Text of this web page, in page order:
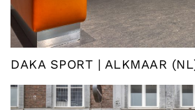
DAKA SPORT | ALKMAAR